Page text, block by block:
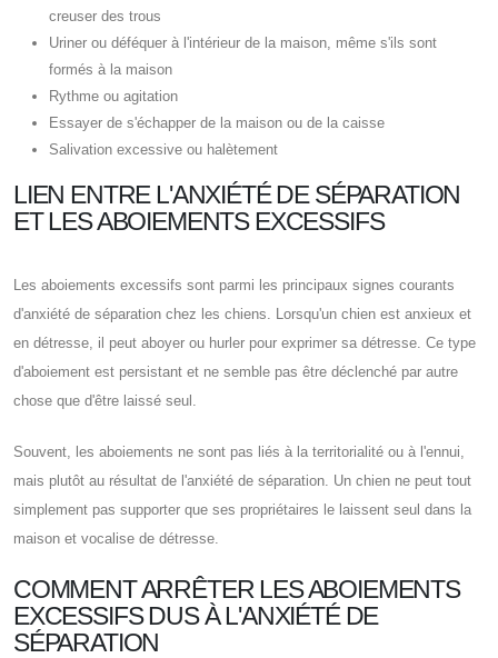
creuser des trous
Uriner ou déféquer à l'intérieur de la maison, même s'ils sont
formés à la maison
Rythme ou agitation
Essayer de s'échapper de la maison ou de la caisse
Salivation excessive ou halètement
LIEN ENTRE L'ANXIÉTÉ DE SÉPARATION
ET LES ABOIEMENTS EXCESSIFS
Les aboiements excessifs sont parmi les principaux signes courants
d'anxiété de séparation chez les chiens. Lorsqu'un chien est anxieux et
en détresse, il peut aboyer ou hurler pour exprimer sa détresse. Ce type
d'aboiement est persistant et ne semble pas être déclenché par autre
chose que d'être laissé seul.
Souvent, les aboiements ne sont pas liés à la territorialité ou à l'ennui,
mais plutôt au résultat de l'anxiété de séparation. Un chien ne peut tout
simplement pas supporter que ses propriétaires le laissent seul dans la
maison et vocalise de détresse.
COMMENT ARRÊTER LES ABOIEMENTS
EXCESSIFS DUS À L'ANXIÉTÉ DE
SÉPARATION